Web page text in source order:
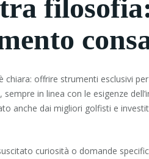
chiara: offrire strumenti esclusivi
sempre in linea con le esigenze
anche dai migliori golfisti e
curiosità o domande